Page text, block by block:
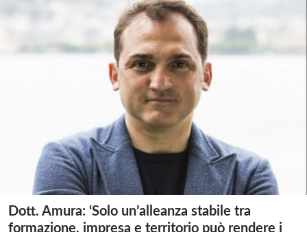
Dott. Amura: ‘Solo un’alleanza stabile tra
formazione, impresa e territorio può rendere i